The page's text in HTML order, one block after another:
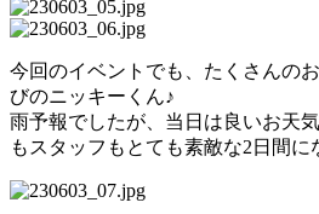
今回のイベントでも、たくさんの
びのニッキーくん♪
雨予報でしたが、当日は良いお天
もスタッフもとても素敵な2日間に